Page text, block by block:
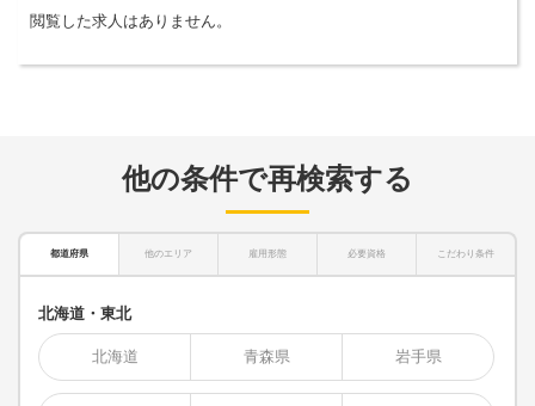
閲覧した求人はありません。
他の条件で再検索する
都道府県 他のエリア 雇用形態 必要資格 こだわり条件
北海道・東北
北海道 青森県 岩手県